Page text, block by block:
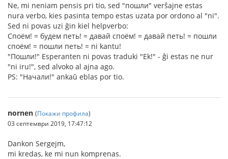
Ne, mi neniam pensis pri tio, sed "пошли" verŝajne estas
nura verbo, kies pasinta tempo estas uzata por ordono al "ni".
Sed ni povas uzi ĝin kiel helpverbo:
Споём! = будем петь! = давай споём! = давай петь! = пошли
споём! = пошли петь! = ni kantu!
"Пошли!" Esperanten ni povas traduki "Ek!" - ĝi estas ne nur
"ni iru!", sed alvoko al ajna ago.
PS: "Начали!" ankaŭ eblas por tio.
nornen (Покажи профила)
03 септември 2019, 17:47:12
Dankon Sergejm,
mi kredas, ke mi nun komprenas.